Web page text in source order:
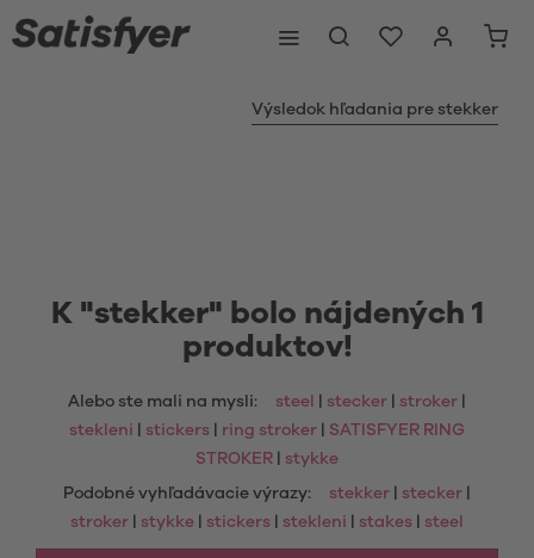
Výsledok hľadania pre stekker
K "stekker" bolo nájdených 1
produktov!
Alebo ste mali na mysli: steel stecker stroker
stekleni
stickers ring stroker
SATISFYER RING
STROKER
stykke
Podobné vyhľadávacie výrazy: stekker stecker
stroker
stykke stickers stekleni stakes steel